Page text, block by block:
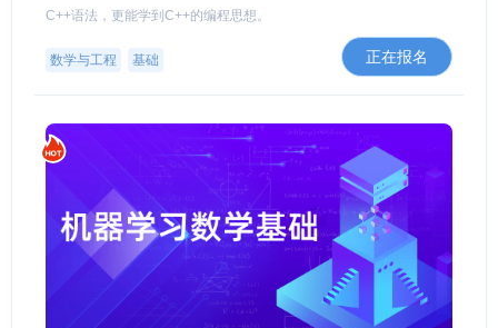
正在报名
C++语法，更能学到C++的编程思想。
数学与工程 基础